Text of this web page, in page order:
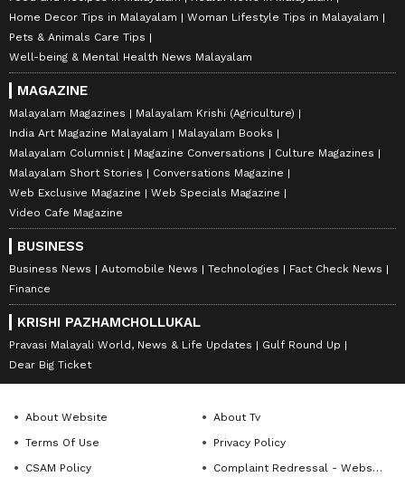
Home Decor Tips in Malayalam
Woman Lifestyle Tips in Malayalam
Pets & Animals Care Tips
Well-being & Mental Health News Malayalam
MAGAZINE
Malayalam Magazines
Malayalam Krishi (Agriculture)
India Art Magazine Malayalam
Malayalam Books
Malayalam Columnist
Magazine Conversations
Culture Magazines
Malayalam Short Stories
Conversations Magazine
Web Exclusive Magazine
Web Specials Magazine
Video Cafe Magazine
BUSINESS
Business News Automobile News Technologies
Fact Check News
Finance
KRISHI PAZHAMCHOLLUKAL
Pravasi Malayali World, News & Life Updates
Gulf Round Up
Dear Big Ticket
About Website
About Tv
Terms Of Use
Privacy Policy
CSAM Policy
Complaint Redressal - Website